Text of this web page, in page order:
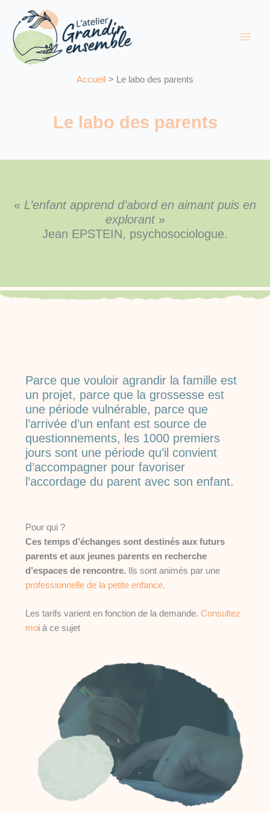
contenu
Accueil Le labo des parents
Le labo des parents
« L’enfant apprend d’abord en aimant puis en
explorant»
Jean EPSTEIN, psychosociologue.
Parce que vouloir agrandir la famille est
un projet, parce que la grossesse est
une période vulnérable, parce que
l’arrivée d’un enfant est source de
questionnements, les 1000 premiers
jours sont une période qu’il convient
d’accompagner pour favoriser
l’accordage du parent avec son enfant.
Pour qui ?
Ces temps d’échanges sont destinés aux futurs
parents et aux jeunes parents en recherche
d’espaces de rencontre. Ils sont animés par une
professionnelle de la petite enfance.
Les tarifs varient en fonction de la demande. Consultez
moi à ce sujet